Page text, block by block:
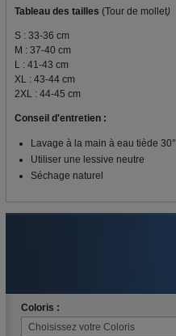
Tableau des tailles (Tour de mollet)
S : 33-36 cm
M : 37-40 cm
L : 41-43 cm
XL : 43-44 cm
2XL : 44-45 cm
Conseil d'entretien :
Lavage à la main à eau tiède 30°
Utiliser une lessive neutre
Séchage naturel
Coloris :